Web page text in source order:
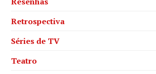
Retrospectiva
Séries de TV
Teatro